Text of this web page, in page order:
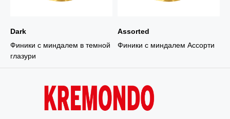
Dark
Финики с миндалем в темной
глазури
Assorted
Финики с миндалем Ассорти